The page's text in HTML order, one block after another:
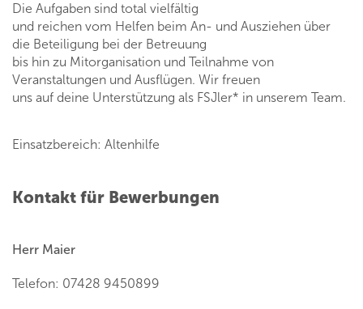
Die Aufgaben sind total vielfältig
und reichen vom Helfen beim An- und Ausziehen über
die Beteiligung bei der Betreuung
bis hin zu Mitorganisation und Teilnahme von
Veranstaltungen und Ausflügen. Wir freuen
uns auf deine Unterstützung als FSJler* in unserem Team.
Einsatzbereich: Altenhilfe
Kontakt für Bewerbungen
Herr Maier
Telefon: 07428 9450899